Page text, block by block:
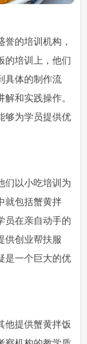
的培训机构，
的培训上，他们
具体的制作流
和实践操作。
够为学员提供优
们以小吃培训为
就包括蟹黄拌
员在亲自动手的
供创业帮扶服
是一个巨大的优
他提供蟹黄拌饭